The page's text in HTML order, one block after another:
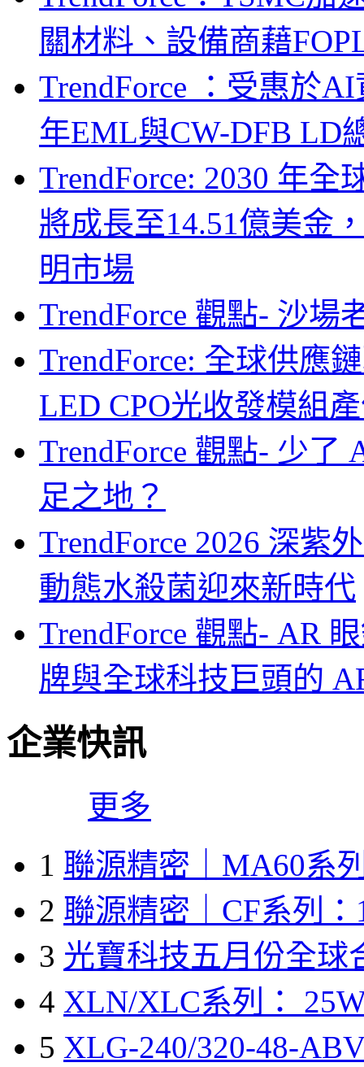
關材料、設備商藉
TrendForce ：受惠於
年EML與CW-DFB LD
TrendForce: 2030 年
將成長至14.51億美金
明市場
TrendForce 觀點- 沙場
TrendForce: 全球供應
LED CPO光收發模組
TrendForce 觀點- 少
足之地？
TrendForce 2026 深紫
動態水殺菌迎來新時代
TrendForce 觀點- AR
牌與全球科技巨頭的
企業快訊
更多
1 聯源精密｜MA60系
2 聯源精密｜CF系列：
3 光寶科技五月份全球
4 XLN/XLC系列：
5 XLG-240/320-48-